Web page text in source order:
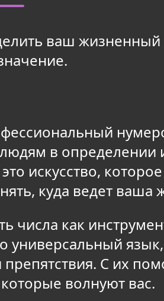
ваш жизненный
в определении
искусство,
куда ведет ваша
числа как
универсальный
С их
волнуют вас.